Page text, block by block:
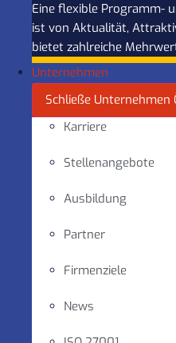
Eine flexible Programm-
ist von Aktualität,
bietet zahlreiche
Unternehmen
Schließe Unternehmen
Karriere
Stellenangebote
Ausbildung
Partner
Firmenziele
News